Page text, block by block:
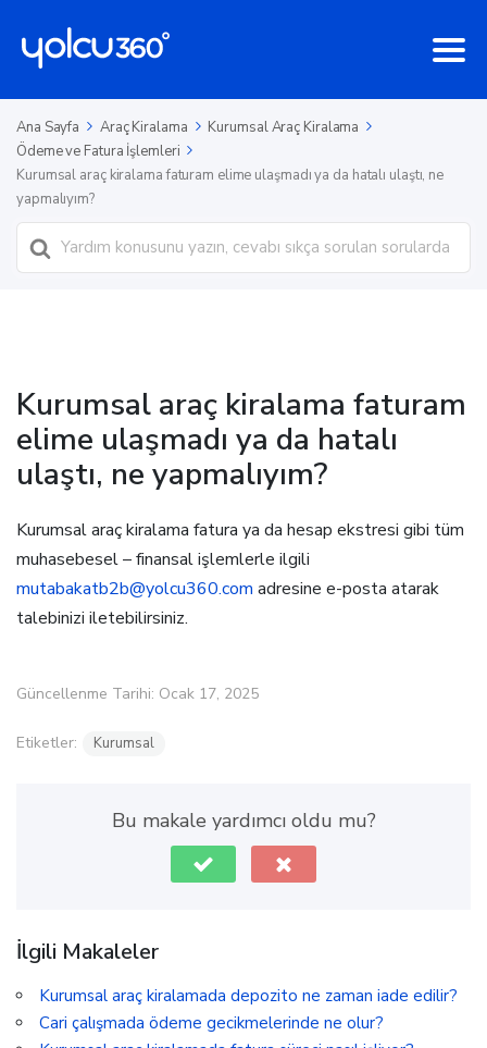
Ana Sayfa Araç Kiralama
Kurumsal Araç Kiralama
Ödeme ve Fatura İşlemleri
Kurumsal araç kiralama faturam elime ulaşmadı ya da hatalı ulaştı, ne
yapmalıyım?
Ara
Kurumsal araç kiralama faturam
elime ulaşmadı ya da hatalı
ulaştı, ne yapmalıyım?
Kurumsal araç kiralama fatura ya da hesap ekstresi gibi tüm
muhasebesel – finansal işlemlerle ilgili
mutabakatb2b@yolcu360.com adresine e-posta atarak
talebinizi iletebilirsiniz.
Güncellenme Tarihi: Ocak 17, 2025
Etiketler: Kurumsal
Bu makale yardımcı oldu mu?
İlgili Makaleler
Kurumsal araç kiralamada depozito ne zaman iade edilir?
Cari çalışmada ödeme gecikmelerinde ne olur?